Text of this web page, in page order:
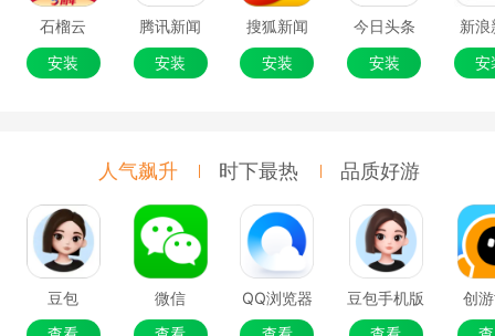
石榴云
安装
腾讯新闻
安装
搜狐新闻
安装
今日头条
安装
新浪
安
人气飙升 时下最热 品质好游
豆包
微信
QQ浏览器
豆包手机版
创